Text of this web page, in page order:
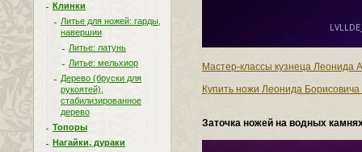
Клинки
Литье для ножей: гарды,
навершии
Литье: латунь
Литье: мельхиор
Дерево (бруски для
рукоятей),
стабилизированное
дерево
Топоры
Нагайки, дураки
Мастер-классы кузнеца Леонида
Купить ножи Леонида Борисовича
Заточка ножей на водных